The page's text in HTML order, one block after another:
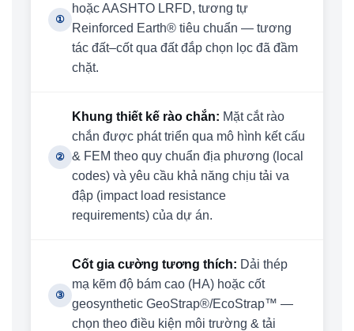
①
hoặc AASHTO LRFD, tương tự
Reinforced Earth® tiêu chuẩn — tương
tác đất–cốt qua đất đắp chọn lọc đã đầm
chặt.
②
Khung thiết kế rào chắn: Mặt cắt rào
chắn được phát triển qua mô hình kết cấu
& FEM theo quy chuẩn địa phương (local
codes) và yêu cầu khả năng chịu tải va
đập (impact load resistance
requirements) của dự án.
③
Cốt gia cường tương thích: Dải thép
mạ kẽm độ bám cao (HA) hoặc cốt
geosynthetic GeoStrap®/EcoStrap™ —
chọn theo điều kiện môi trường & tải